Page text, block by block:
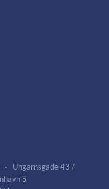
Ungarnsgade 43 /
S